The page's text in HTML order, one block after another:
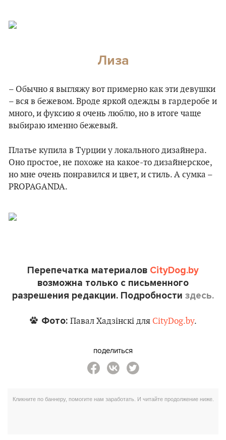
Лиза
– Обычно я выгляжу вот примерно как эти девушки
– вся в бежевом. Вроде яркой одежды в гардеробе и
много, и фуксию я очень люблю, но в итоге чаще
выбираю именно бежевый.
Платье купила в Турции у локального дизайнера.
Оно простое, не похоже на какое-то дизайнерское,
но мне очень понравился и цвет, и стиль. А сумка –
PROPAGANDA.
Перепечатка материалов CityDog.by
возможна только с письменного
разрешения редакции. Подробности здесь.
Фото: Павал Хадзінскі для CityDog.by.
поделиться